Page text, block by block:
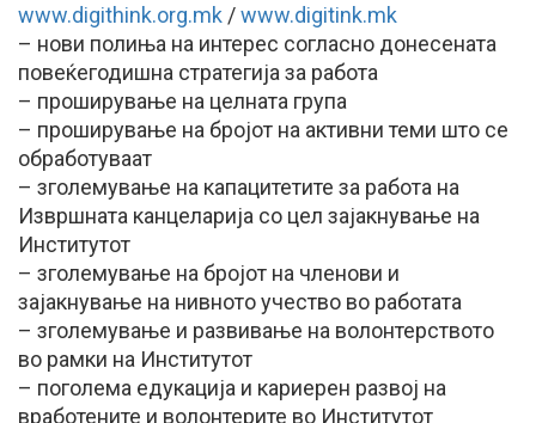
www.digithink.org.mk /www.digitink.mk
– нови полиња на интерес согласно донесената
повеќегодишна стратегија за работа
– проширување на целната група
– проширување на бројот на активни теми што се
обработуваат
– зголемување на капацитетите за работа на
Извршната канцеларија со цел зајакнување на
Институтот
– зголемување на бројот на членови и
зајакнување на нивното учество во работата
– зголемување и развивање на волонтерството
во рамки на Институтот
– поголема едукација и кариерен развој на
вработените и волонтерите во Институтот